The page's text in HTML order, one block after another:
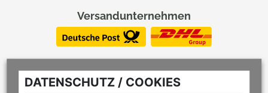
DATENSCHUTZ / COOKIES
Versandunternehmen